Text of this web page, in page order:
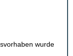
wurde